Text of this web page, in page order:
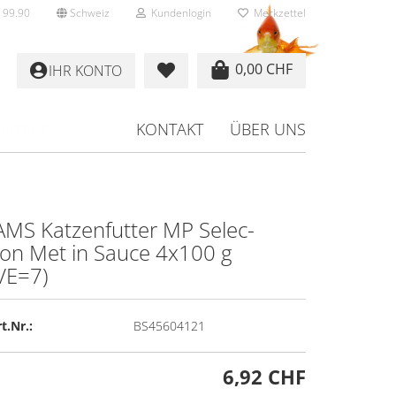
Schweiz Kundenlogin
vergessen?
Merkzettel
0,00 CHF
IHR KONTO
KONTAKT ÜBER UNS
Kat­zen­fut­ter MP Selec­
Met in Sauce 4x100 g
BS45604121
6,92 CHF